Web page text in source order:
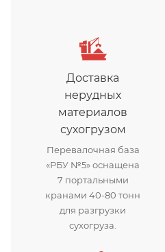
Доставка
нерудных
материалов
сухогрузом
Перевалочная база
«РБУ №5» оснащена
7 портальными
кранами 40-80 тонн
для разгрузки
сухогруза.